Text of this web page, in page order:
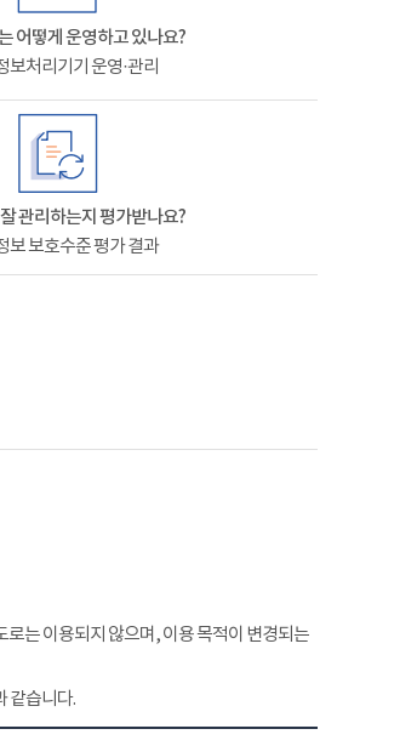
어떻게 운영하고 있나요?
보처리기기 운영·관리
관리하는지 평가받나요?
보 보호수준 평가 결과
는 이용되지 않으며, 이용 목적이 변경되는
같습니다.